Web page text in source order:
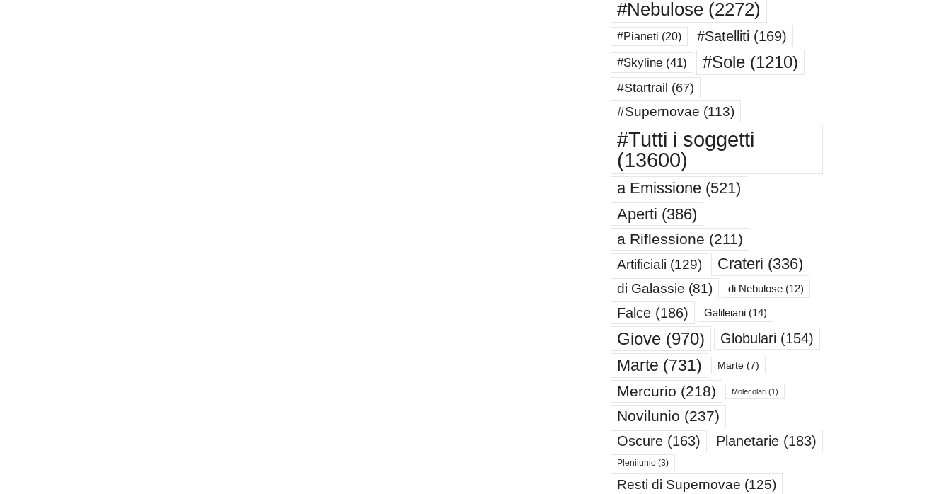
#Nebulose(2272)
#Pianeti (20) #Satelliti (169)
#Skyline(41) #Sole(1210)
#Startrail (67)
#Supernovae (113)
#Tutti i soggetti
(13600)
a Emissione(521)
Aperti (386)
a Riflessione (211)
Artificiali (129) Crateri (336)
di Galassie (81) di Nebulose(12)
Falce(186) Galileiani(14)
Giove(970) Globulari (154)
Marte (731) Marte(7)
Mercurio (218) Molecolari(1)
Novilunio (237)
Oscure(163) Planetarie(183)
Plenilunio(3)
Resti di Supernovae (125)